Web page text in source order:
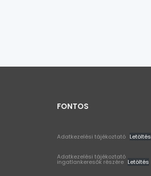
FONTOS
Adatkezelési tájékoztató Letöltés
Adatkezelési tájékoztató
ingatlankeresők részére Letöltés